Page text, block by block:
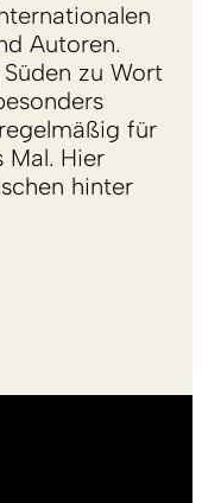
Autoren.
zu Wort
für
Mal. Hier
hinter